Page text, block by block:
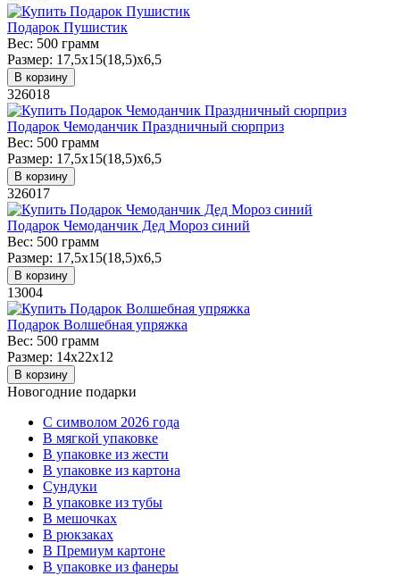
Подарок Пушистик
Вес: 500 грамм
Размер: 17,5х15(18,5)х6,5
В корзину
326018
Подарок Чемоданчик Праздничный сюрприз
Вес: 500 грамм
Размер: 17,5х15(18,5)х6,5
В корзину
326017
Подарок Чемоданчик Дед Мороз синий
Вес: 500 грамм
Размер: 17,5х15(18,5)х6,5
В корзину
13004
Подарок Волшебная упряжка
Вес: 500 грамм
Размер: 14х22х12
В корзину
Новогодние подарки
C символом 2026 года
В мягкой упаковке
В упаковке из жести
В упаковке из картона
Сундуки
В упаковке из тубы
В мешочках
В рюкзаках
В Премиум картоне
В упаковке из фанеры